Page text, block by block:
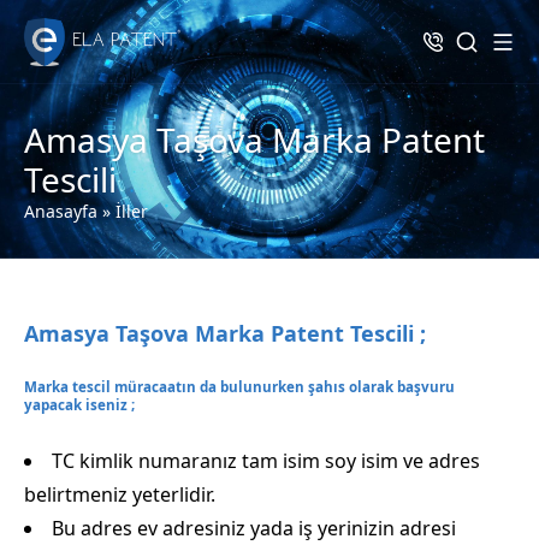
Amasya Taşova Marka Patent
Tescili
Anasayfa»İller
Amasya Taşova Marka Patent Tescili ;
Marka tescil müracaatın da bulunurken şahıs olarak başvuru
yapacak iseniz ;
TC kimlik numaranız tam isim soy isim ve adres
belirtmeniz yeterlidir.
Bu adres ev adresiniz yada iş yerinizin adresi